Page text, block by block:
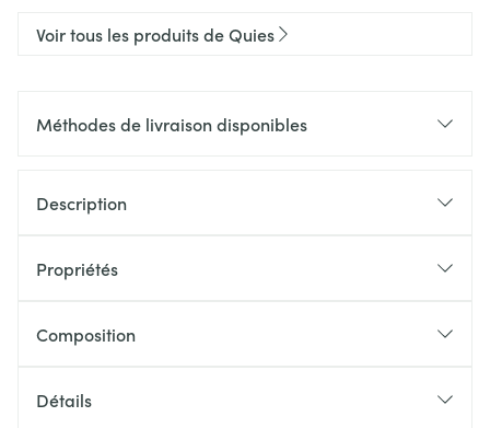
Voir tous les produits de Quies
Méthodes de livraison disponibles
Description
Propriétés
Composition
Détails